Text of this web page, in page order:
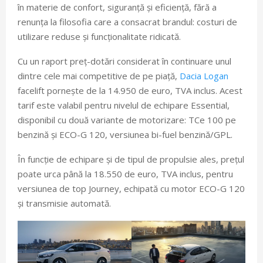
în materie de confort, siguranță și eficiență, fără a
renunța la filosofia care a consacrat brandul: costuri de
utilizare reduse și funcționalitate ridicată.
Cu un raport preț-dotări considerat în continuare unul
dintre cele mai competitive de pe piață, Dacia Logan
facelift pornește de la 14.950 de euro, TVA inclus. Acest
tarif este valabil pentru nivelul de echipare Essential,
disponibil cu două variante de motorizare: TCe 100 pe
benzină și ECO-G 120, versiunea bi-fuel benzină/GPL.
În funcție de echipare și de tipul de propulsie ales, prețul
poate urca până la 18.550 de euro, TVA inclus, pentru
versiunea de top Journey, echipată cu motor ECO-G 120
și transmisie automată.